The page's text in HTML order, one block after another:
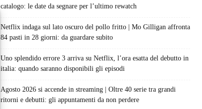
catalogo: le date da segnare per l’ultimo rewatch
Netflix indaga sul lato oscuro del pollo fritto | Mo Gilligan affronta
84 pasti in 28 giorni: da guardare subito
Uno splendido errore 3 arriva su Netflix, l’ora esatta del debutto in
italia: quando saranno disponibili gli episodi
Agosto 2026 si accende in streaming | Oltre 40 serie tra grandi
ritorni e debutti: gli appuntamenti da non perdere